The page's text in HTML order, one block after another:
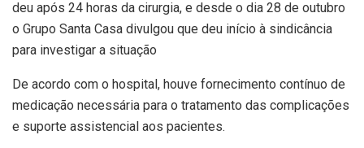
deu após 24 horas da cirurgia, e desde o dia 28 de outubro
o Grupo Santa Casa divulgou que deu início à sindicância
para investigar a situação
De acordo com o hospital, houve fornecimento contínuo de
medicação necessária para o tratamento das complicações
e suporte assistencial aos pacientes.